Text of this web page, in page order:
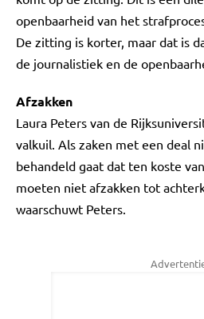
openbaarheid van het
De zitting is korter, maar dat is
de journalistiek en de
Afzakken
Laura Peters van de
valkuil. Als zaken met een deal
behandeld gaat dat ten koste
moeten niet afzakken tot
waarschuwt Peters.